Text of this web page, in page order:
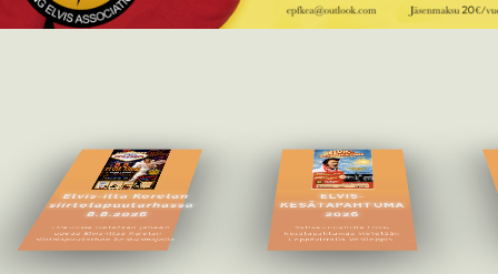
Elvis-ilta Korelan
siirtolapuutarhassa
8.8.2026
Elokuussa vietetään jälleen
upeaa Elvis-iltaa Korelan
siirtolapuutarhan keskusmajalla
järjestettävä maksuton
ELVIS-
KESÄTAPAHTUMA
2026
Valtakunnallista Elvis-
kesätapahtumaa vietetään
Leppävirralla Vesileppis-
ensimmäisenä viikonloppuna